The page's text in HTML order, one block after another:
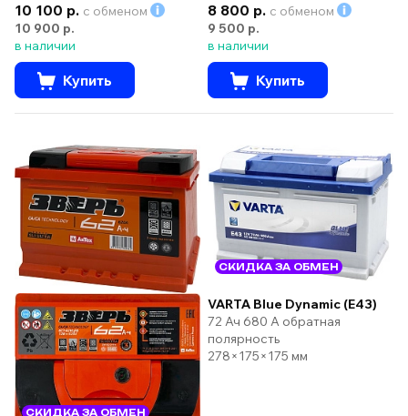
10 100 р. с обменом
10 900 р.
в наличии
Купить
8 800 р. с обменом
9 500 р.
в наличии
Купить
СКИДКА ЗА ОБМЕН
СКИДКА ЗА ОБМЕН
VARTA Blue Dynamic (E43)
72 Ач 680 А обратная
полярность
278×175×175 мм